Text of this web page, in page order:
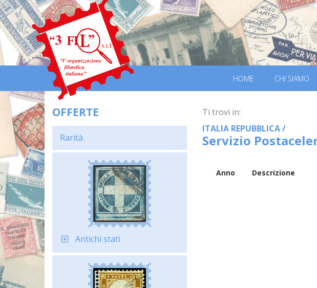
HOME CHI SIAMO
OFFERTE
Rarità
Antichi stati
Ti trovi in:
ITALIA REPUBBLICA/
Servizio
Anno Descrizione